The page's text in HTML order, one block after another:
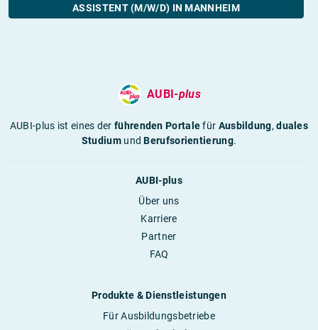
ASSISTENT (M/W/D) IN MANNHEIM
AUBI-plus
AUBI-plus ist eines derführenden Portalefür Ausbildung,duales
StudiumundBerufsorientierung.
AUBI-plus
Über uns
Karriere
Partner
FAQ
Produkte & Dienstleistungen
Für Ausbildungsbetriebe